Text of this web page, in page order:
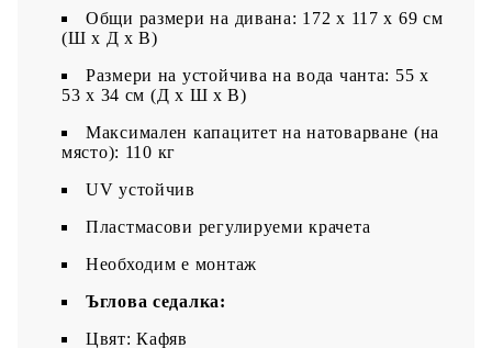
Общи размери на дивана: 172 x 117 x 69 см
(Ш x Д x В)
Размери на устойчива на вода чанта: 55 x
53 x 34 см (Д x Ш x В)
Максимален капацитет на натоварване (на
място): 110 кг
UV устойчив
Пластмасови регулируеми крачета
Необходим е монтаж
Ъглова седалка:
Цвят: Кафяв